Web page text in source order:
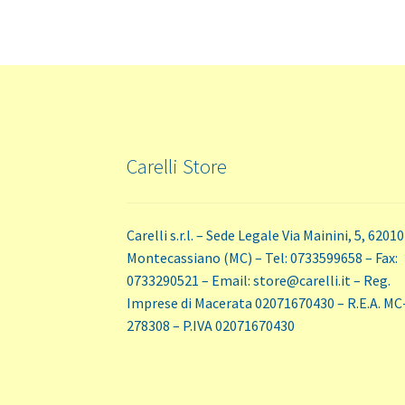
Carelli Store
Carelli s.r.l. – Sede Legale Via Mainini, 5, 62010
Montecassiano (MC) – Tel: 0733599658 – Fax:
0733290521 – Email: store@carelli.it – Reg.
Imprese di Macerata 02071670430 – R.E.A.
278308 – P.IVA 02071670430